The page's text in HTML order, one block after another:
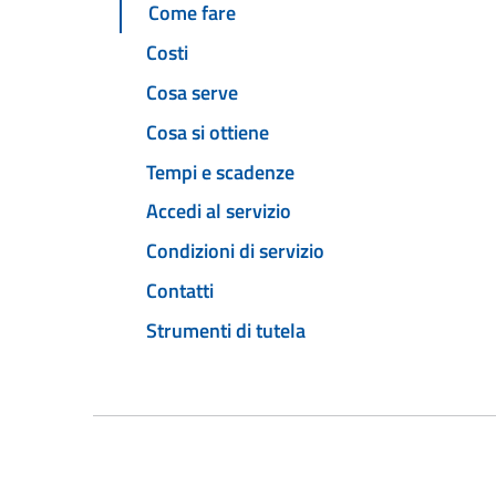
Come fare
Costi
Cosa serve
Cosa si ottiene
Tempi e scadenze
Accedi al servizio
Condizioni di servizio
Contatti
Strumenti di tutela